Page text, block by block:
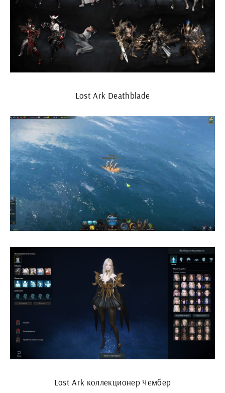
Lost Ark Deathblade
Lost Ark коллекционер Чембер